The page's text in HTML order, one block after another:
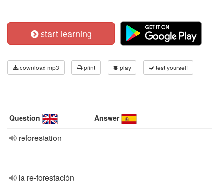
start learning
download mp3 print play test yourself
Question Answer
reforestation
la re-forestación